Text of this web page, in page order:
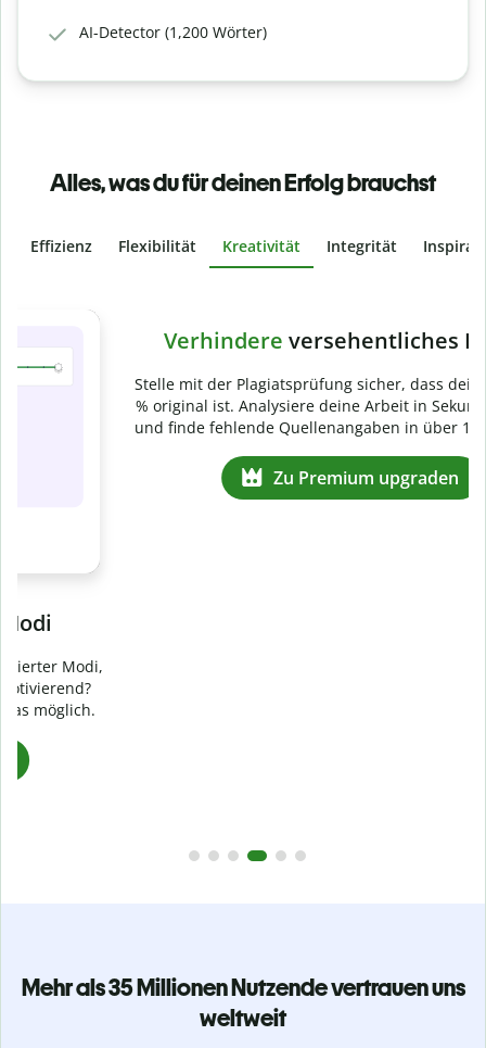
AI-Detector (1,200 Wörter)
Alles, was du für deinen Erfolg brauchst
Effizienz Flexibilität Kreativität Integrität
Slide 4 of 6
Stelle mit der Plagiatsprüfung sicher, dass dein Text zu 100
% original ist. Analysiere deine Arbeit in Sekundenschnelle
und finde fehlende Quellenangaben in über 100 Sprachen.
Mehr als 35 Millionen Nutzende vertrauen uns
weltweit